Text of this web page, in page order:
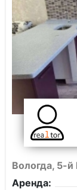
Вологда, 5-
Аренда: